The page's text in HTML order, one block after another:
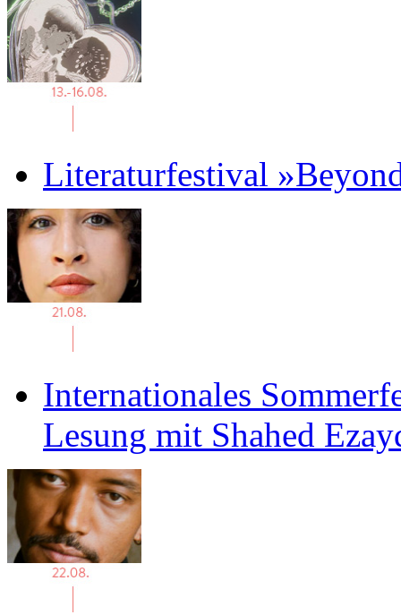
Literaturfestival
Internationales
Lesung mit Shahed